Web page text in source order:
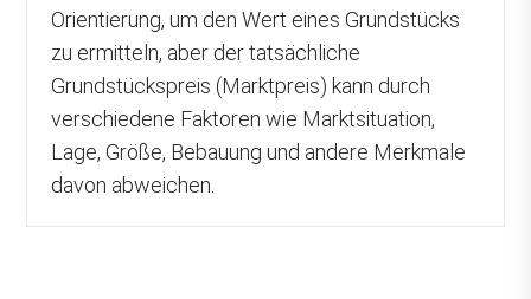
Orientierung, um den Wert eines Grundstücks
zu ermitteln, aber der tatsächliche
Grundstückspreis (Marktpreis) kann durch
verschiedene Faktoren wie Marktsituation,
Lage, Größe, Bebauung und andere Merkmale
davon abweichen.